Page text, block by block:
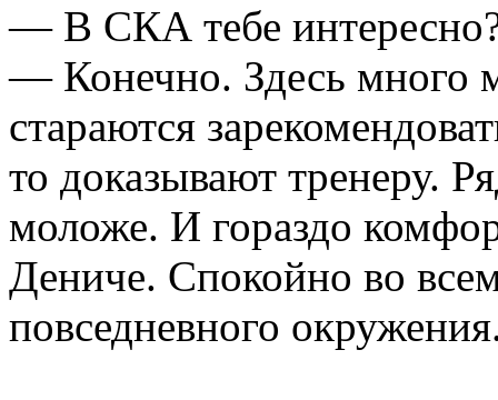
— В СКА тебе
— Конечно. Здесь много
стараются
то доказывают тренеру.
моложе. И гораздо
Дениче. Спокойно во
повседневного